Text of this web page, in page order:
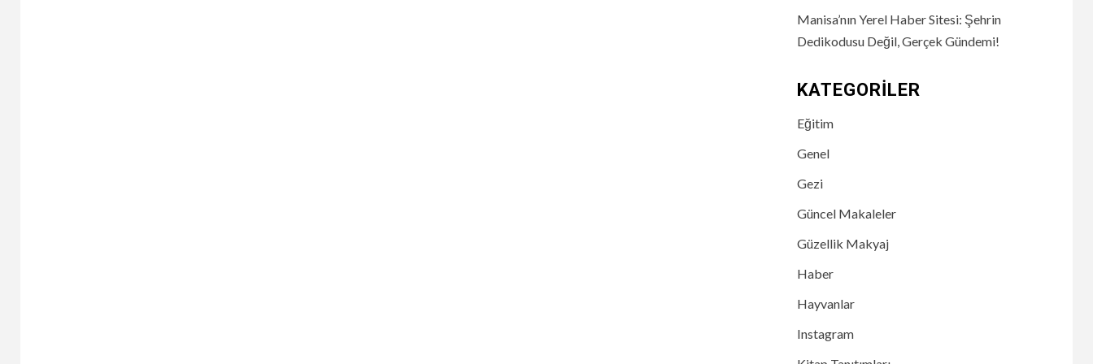
Manisa’nın Yerel Haber Sitesi: Şehrin
Dedikodusu Değil, Gerçek Gündemi!
KATEGORILER
Eğitim
Genel
Gezi
Güncel Makaleler
Güzellik Makyaj
Haber
Hayvanlar
Instagram